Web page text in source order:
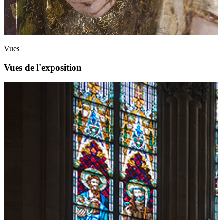
Vues
Vues de l'exposition